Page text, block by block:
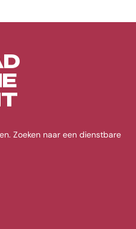
Zoeken naar een dienstbare